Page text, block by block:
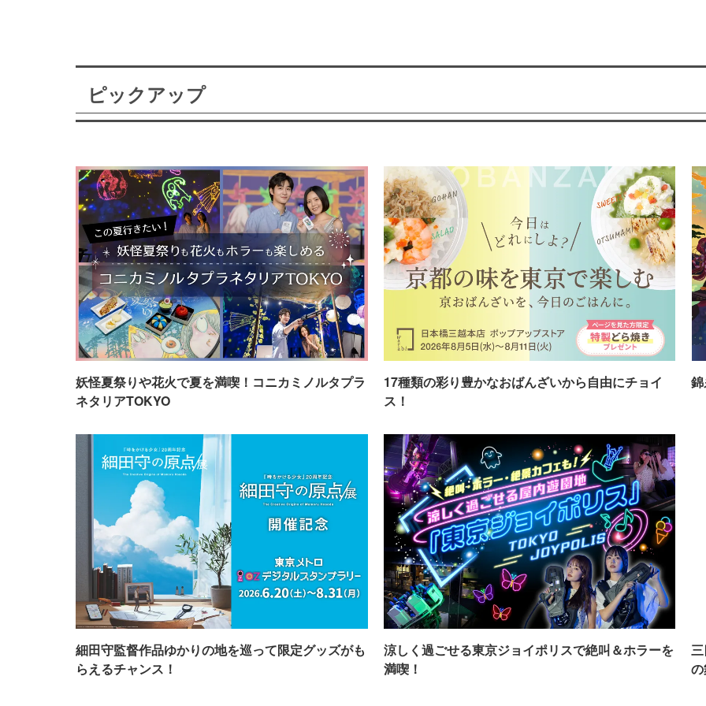
ピックアップ
妖怪夏祭りや花火で夏を満喫！コニカミノルタプラ
ネタリアTOKYO
17種類の彩り豊かなおばんざいから自由にチョイ
ス！
細田守監督作品ゆかりの地を巡って限定グッズがも
らえるチャンス！
涼しく過ごせる東京ジョイポリスで絶叫＆ホラーを
満喫！